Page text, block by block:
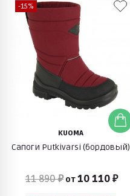
-15%
KUOMA
Сапоги Putkivarsi (бордовый)
11 890 ₽ от10 110 ₽